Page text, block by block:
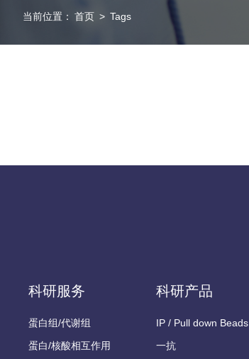
当前位置： 首页 > Tags
科研服务
蛋白组/代谢组
蛋白/核酸相互作用
科研产品
IP / Pull down Beads
一抗